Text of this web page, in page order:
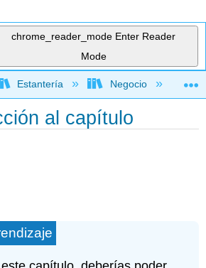
chrome_reader_mode Enter Reader
Mode
jerarquía global
Estantería Negocio
al capítulo